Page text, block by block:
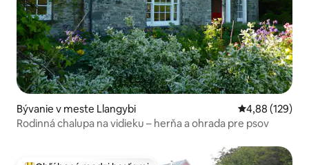
Bývanie v meste Llangybi Priemerné
4,88 (129)
Rodinná chalupa na vidieku – herňa a ohrada pre psov